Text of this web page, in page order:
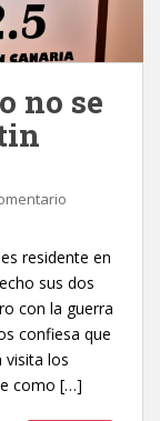
no se
residente en
sus dos
con la guerra
confiesa que
visita los
como […]